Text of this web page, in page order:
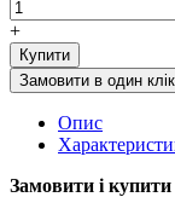
+
Купити
Замовити в один клік
Опис
Замовити і